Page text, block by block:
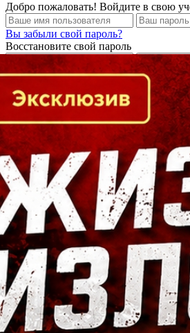
Добро пожаловать! Войдите в свою
Вы забыли свой пароль?
Восстановите свой пароль
Кто есть кто в Байкальском регионе